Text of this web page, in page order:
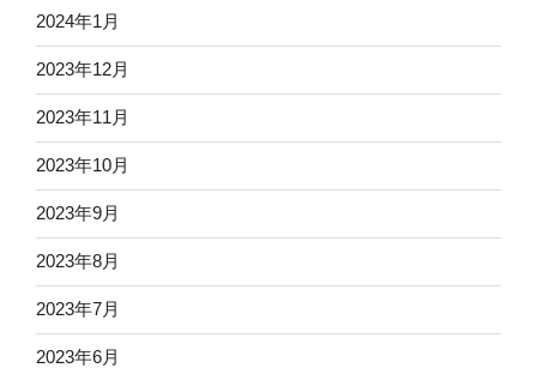
2024年1月
2023年12月
2023年11月
2023年10月
2023年9月
2023年8月
2023年7月
2023年6月